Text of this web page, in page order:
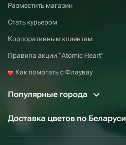
Разместить магазин
Стать курьером
Корпоративным клиентам
Правила акции “Atomic Heart”
Как помогать с Флаувау
Популярные города
Доставка цветов по Беларуси